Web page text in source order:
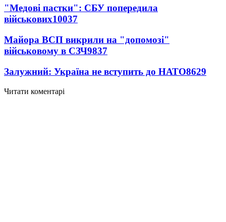
"Медові пастки": СБУ попередила
військових10037
Майора ВСП викрили на "допомозі"
військовому в СЗЧ9837
Залужний: Україна не вступить до НАТО8629
Читати коментарі